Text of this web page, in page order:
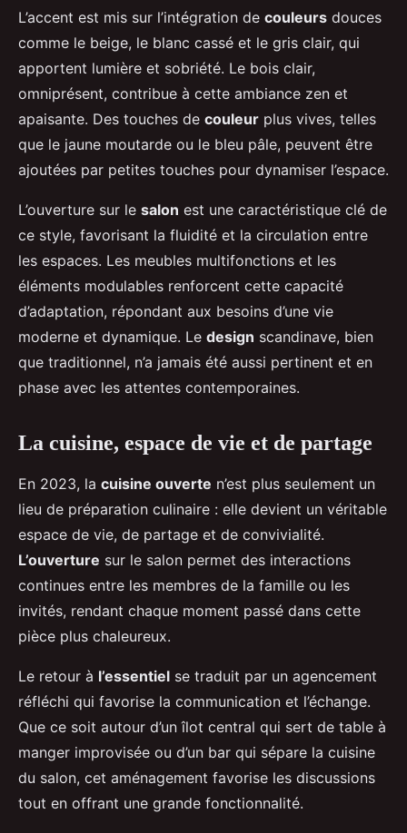
L’accent est mis sur l’intégration de couleurs douces
comme le beige, le blanc cassé et le gris clair, qui
apportent lumière et sobriété. Le bois clair,
omniprésent, contribue à cette ambiance zen et
apaisante. Des touches de couleur plus vives, telles
que le jaune moutarde ou le bleu pâle, peuvent être
ajoutées par petites touches pour dynamiser l’espace.
L’ouverture sur le salon est une caractéristique clé de
ce style, favorisant la fluidité et la circulation entre
les espaces. Les meubles multifonctions et les
éléments modulables renforcent cette capacité
d’adaptation, répondant aux besoins d’une vie
moderne et dynamique. Le design scandinave, bien
que traditionnel, n’a jamais été aussi pertinent et en
phase avec les attentes contemporaines.
La cuisine, espace de vie et de partage
En 2023, la cuisine ouverte n’est plus seulement un
lieu de préparation culinaire : elle devient un véritable
espace de vie, de partage et de convivialité.
L’ouverture sur le salon permet des interactions
continues entre les membres de la famille ou les
invités, rendant chaque moment passé dans cette
pièce plus chaleureux.
Le retour à l’essentiel se traduit par un agencement
réfléchi qui favorise la communication et l’échange.
Que ce soit autour d’un îlot central qui sert de table à
manger improvisée ou d’un bar qui sépare la cuisine
du salon, cet aménagement favorise les discussions
tout en offrant une grande fonctionnalité.